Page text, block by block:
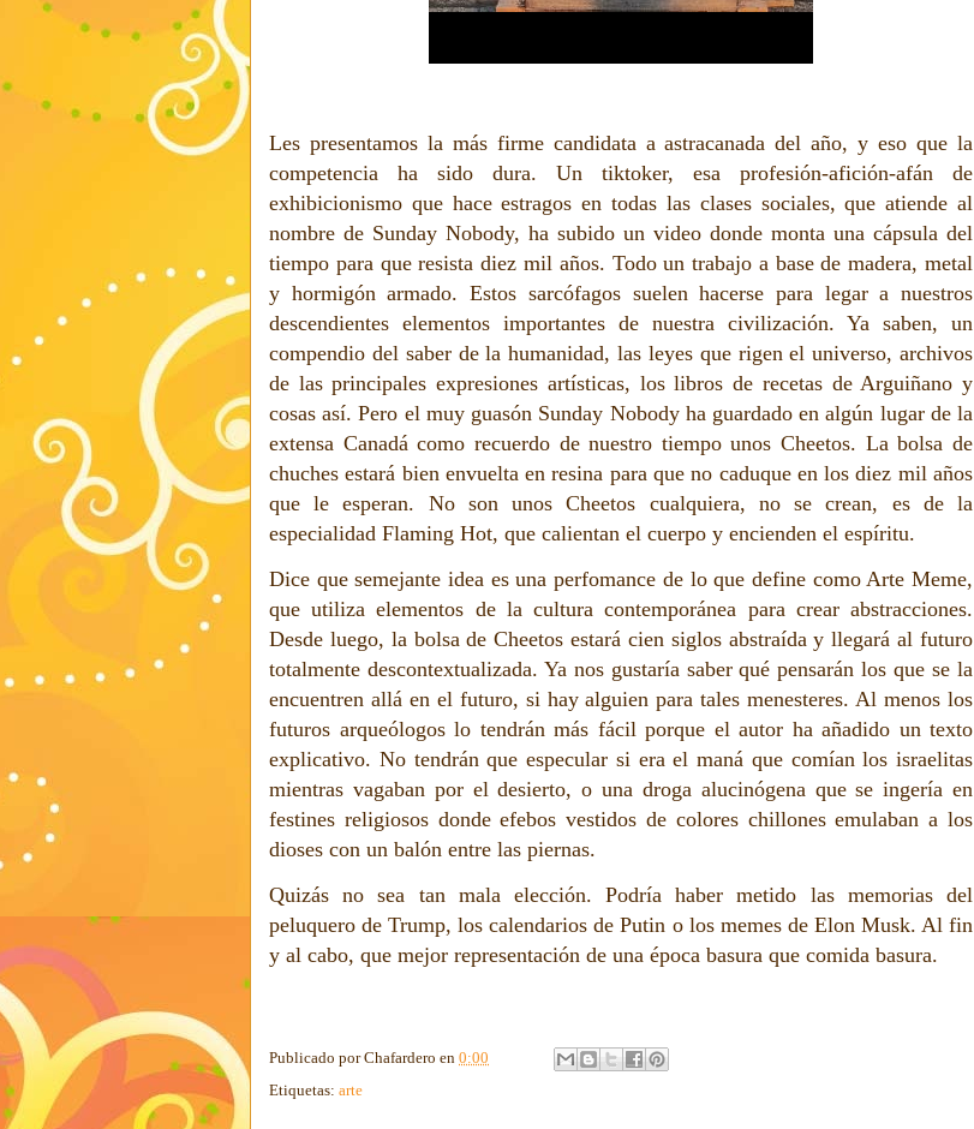
Les presentamos la más firme candidata a astracanada del año, y eso que la
competencia ha sido dura. Un tiktoker, esa profesión-afición-afán de
exhibicionismo que hace estragos en todas las clases sociales, que atiende al
nombre de Sunday Nobody, ha subido un video donde monta una cápsula del
tiempo para que resista diez mil años. Todo un trabajo a base de madera, metal
y hormigón armado. Estos sarcófagos suelen hacerse para legar a nuestros
descendientes elementos importantes de nuestra civilización. Ya saben, un
compendio del saber de la humanidad, las leyes que rigen el universo, archivos
de las principales expresiones artísticas, los libros de recetas de Arguiñano y
cosas así. Pero el muy guasón Sunday Nobody ha guardado en algún lugar de la
extensa Canadá como recuerdo de nuestro tiempo unos Cheetos. La bolsa de
chuches estará bien envuelta en resina para que no caduque en los diez mil años
que le esperan. No son unos Cheetos cualquiera, no se crean, es de la
especialidad Flaming Hot, que calientan el cuerpo y encienden el espíritu.
Dice que semejante idea es una perfomance de lo que define como Arte Meme,
que utiliza elementos de la cultura contemporánea para crear abstracciones.
Desde luego, la bolsa de Cheetos estará cien siglos abstraída y llegará al futuro
totalmente descontextualizada. Ya nos gustaría saber qué pensarán los que se la
encuentren allá en el futuro, si hay alguien para tales menesteres. Al menos los
futuros arqueólogos lo tendrán más fácil porque el autor ha añadido un texto
explicativo. No tendrán que especular si era el maná que comían los israelitas
mientras vagaban por el desierto, o una droga alucinógena que se ingería en
festines religiosos donde efebos vestidos de colores chillones emulaban a los
dioses con un balón entre las piernas.
Quizás no sea tan mala elección. Podría haber metido las memorias del
peluquero de Trump, los calendarios de Putin o los memes de Elon Musk. Al fin
y al cabo, que mejor representación de una época basura que comida basura.
Publicado porChafardero en 0:00
Etiquetas: arte